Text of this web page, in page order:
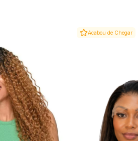
Acabou de Chegar